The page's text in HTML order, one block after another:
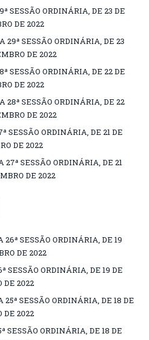
SESSÃO ORDINÁRIA, DE 23 DE
DE 2022
29ª SESSÃO ORDINÁRIA, DE 23
DE 2022
SESSÃO ORDINÁRIA, DE 22 DE
DE 2022
28ª SESSÃO ORDINÁRIA, DE 22
DE 2022
SESSÃO ORDINÁRIA, DE 21 DE
DE 2022
27ª SESSÃO ORDINÁRIA, DE 21
DE 2022
26ª SESSÃO ORDINÁRIA, DE 19
DE 2022
SESSÃO ORDINÁRIA, DE 19 DE
DE 2022
25ª SESSÃO ORDINÁRIA, DE 18 DE
DE 2022
SESSÃO ORDINÁRIA, DE 18 DE